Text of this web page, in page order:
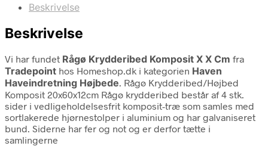
Beskrivelse
Beskrivelse
Vi har fundet Rågø Krydderibed Komposit X X Cm fra
Tradepoint hos Homeshop.dk i kategorien Haven
Haveindretning Højbede. Rågø Krydderibed/Højbed
Komposit 20x60x12cm Rågø krydderibed består af 4 stk.
sider i vedligeholdelsesfrit komposit-træ som samles med
sortlakerede hjørnestolper i aluminium og har galvaniseret
bund. Siderne har fer og not og er derfor tætte i
samlingerne